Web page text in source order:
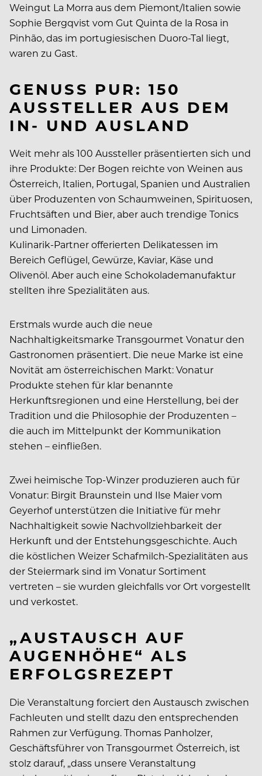
Weingut La Morra aus dem Piemont/Italien sowie
Sophie Bergqvist vom Gut Quinta de la Rosa in
Pinhão, das im portugiesischen Duoro-Tal liegt,
waren zu Gast.
GENUSS PUR: 150
AUSSTELLER AUS DEM
IN- UND AUSLAND
Weit mehr als 100 Aussteller präsentierten sich und
ihre Produkte: Der Bogen reichte von Weinen aus
Österreich, Italien, Portugal, Spanien und Australien
über Produzenten von Schaumweinen, Spirituosen,
Fruchtsäften und Bier, aber auch trendige Tonics
und Limonaden.
Kulinarik-Partner offerierten Delikatessen im
Bereich Geflügel, Gewürze, Kaviar, Käse und
Olivenöl. Aber auch eine Schokolademanufaktur
stellten ihre Spezialitäten aus.
Erstmals wurde auch die neue
Nachhaltigkeitsmarke Transgourmet Vonatur den
Gastronomen präsentiert. Die neue Marke ist eine
Novität am österreichischen Markt: Vonatur
Produkte stehen für klar benannte
Herkunftsregionen und eine Herstellung, bei der
Tradition und die Philosophie der Produzenten –
die auch im Mittelpunkt der Kommunikation
stehen – einfließen.
Zwei heimische Top-Winzer produzieren auch für
Vonatur: Birgit Braunstein und Ilse Maier vom
Geyerhof unterstützen die Initiative für mehr
Nachhaltigkeit sowie Nachvollziehbarkeit der
Herkunft und der Entstehungsgeschichte. Auch
die köstlichen Weizer Schafmilch-Spezialitäten aus
der Steiermark sind im Vonatur Sortiment
vertreten – sie wurden gleichfalls vor Ort vorgestellt
und verkostet.
„AUSTAUSCH AUF
AUGENHÖHE“ ALS
ERFOLGSREZEPT
Die Veranstaltung forciert den Austausch zwischen
Fachleuten und stellt dazu den entsprechenden
Rahmen zur Verfügung. Thomas Panholzer,
Geschäftsführer von Transgourmet Österreich, ist
stolz darauf, „dass unsere Veranstaltung